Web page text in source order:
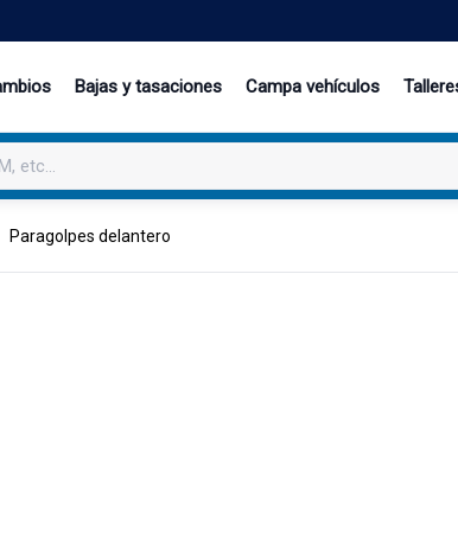
Bajas y tasaciones Campa vehículos
Paragolpes delantero